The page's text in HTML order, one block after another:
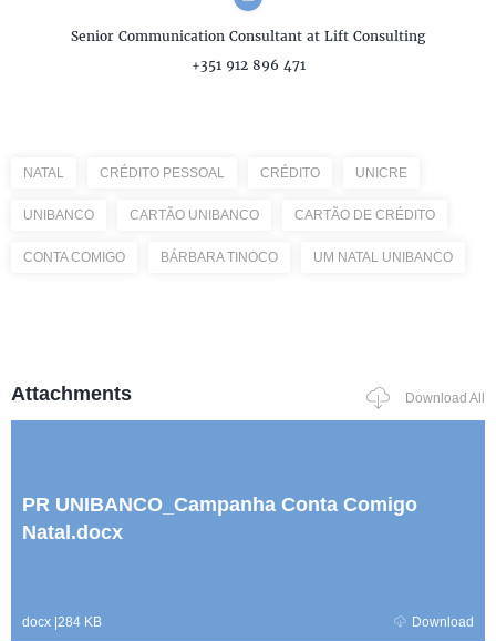
Senior Communication Consultant at Lift Consulting
+351 912 896 471
NATAL CRÉDITO PESSOAL CRÉDITO UNICRE
UNIBANCO CARTÃO UNIBANCO CARTÃO DE CRÉDITO
CONTA COMIGO BÁRBARA TINOCO UM NATAL UNIBANCO
Attachments Download All
PR UNIBANCO_Campanha Conta Comigo
Natal.docx
docx |284 KB Download